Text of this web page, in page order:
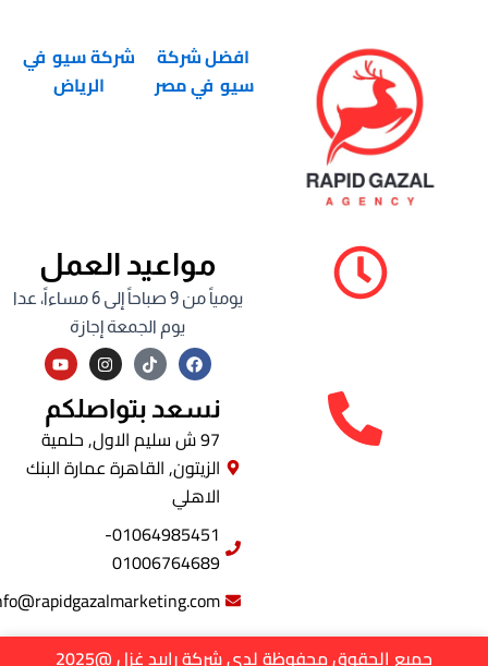
افضل شركة
سيو في مصر
شركة سيو في
الرياض
مواعيد العمل
يومياً من 9 صباحاً إلى 6 مساءاً، عدا
يوم الجمعة إجازة
F
a
c
e
b
o
o
k
I
n
s
t
a
g
r
a
Y
o
u
t
u
b
e
نسعد بتواصلكم
97 ش سليم الاول, حلمية
الزيتون, القاهرة عمارة البنك
الاهلي
01064985451-
01006764689
info@rapidgazalmarketing.com
جميع الحقوق محفوظة لدى شركة رابيد غزل @2025